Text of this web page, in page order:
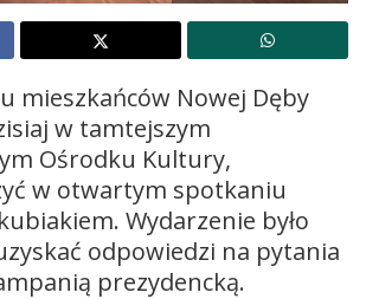
mieszkańców Nowej Dęby
w tamtejszym
Ośrodku Kultury,
w otwartym spotkaniu
Wydarzenie było
odpowiedzi na pytania
prezydencką.